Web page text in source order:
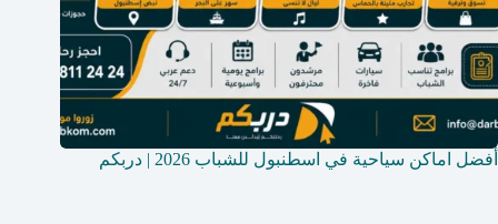
أفضل اماكن سياحية في اسطنبول للشباب 2026 | دربكم